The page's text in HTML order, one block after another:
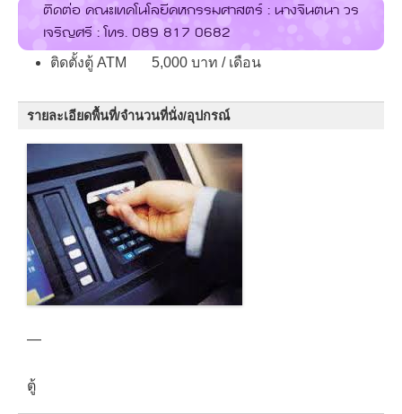
ติดต่อ คณะเทคโนโลยีคหกรรมศาสตร์ : นางจินตนา วร
เจริญศรี : โทร. 089 817 0682
ติดตั้งตู้ ATM 5,000 บาท / เดือน
รายละเอียดพื้นที่/จำนวนที่นั่ง/อุปกรณ์
—
ตู้